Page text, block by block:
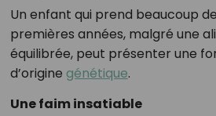
Un enfant qui prend beaucoup
premières années, malgré une
équilibrée, peut présenter une
d’origine génétique.
Une faim insatiable